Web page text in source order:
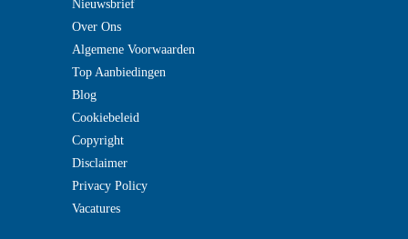
Nieuwsbrief
Over Ons
Algemene Voorwaarden
Top Aanbiedingen
Blog
Cookiebeleid
Copyright
Disclaimer
Privacy Policy
Vacatures